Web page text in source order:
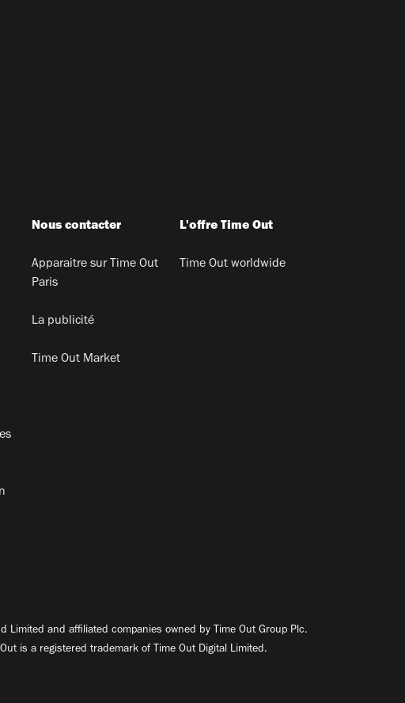
Nous contacter
Apparaitre sur Time Out
Paris
La publicité
Time Out Market
L'offre Time Out
Time Out worldwide
Limited and affiliated companies owned by Time Out Group Plc.
is a registered trademark of Time Out Digital Limited.